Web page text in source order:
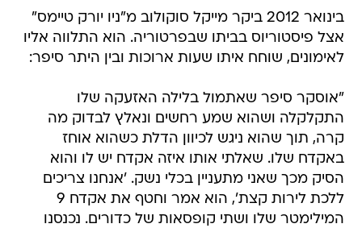
בינואר 2012 ביקר מייקל סוקולוב מ"ניו יורק טיימס"
אצל פיסטוריוס בביתו שבפרטוריה. הוא התלווה אליו
לאימונים, שוחח איתו שעות ארוכות ובין היתר סיפר:
"אוסקר סיפר שאתמול בלילה האזעקה שלו
התקלקלה ושהוא שמע רחשים ונאלץ לבדוק מה
קרה, תוך שהוא ניגש לכיוון הדלת כשהוא אוחז
באקדח שלו. שאלתי אותו איזה אקדח יש לו והוא
הסיק מכך שאני מתעניין בכלי נשק. 'אנחנו צריכים
ללכת לירות קצת', הוא אמר וחטף את אקדח 9
המילימטר שלו ושתי קופסאות של כדורים. נכנסנו